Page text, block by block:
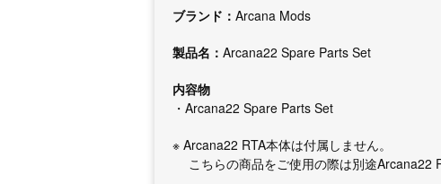
ブランド： Arcana Mods
製品名： Arcana22 Spare Parts Set
内容物
・Arcana22 Spare Parts Set
※ Arcana22 RTA本体は付属しません。
こちらの商品をご使用の際は別途Arcana22